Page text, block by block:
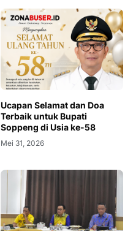
Ucapan Selamat dan Doa
Terbaik untuk Bupati
Soppeng di Usia ke-58
Mei 31, 2026